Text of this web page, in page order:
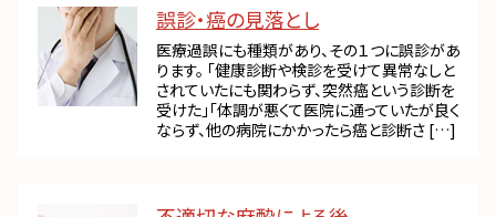
誤診・癌の見落とし
医療過誤にも種類があり、その１つに誤診があ
ります。 「健康診断や検診を受けて異常なしと
されていたにも関わらず、突然癌という診断を
受けた」「体調が悪くて医院に通っていたが良く
ならず、他の病院にかかったら癌と診断さ […]